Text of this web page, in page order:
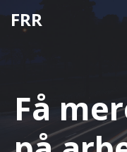
FRR
Få